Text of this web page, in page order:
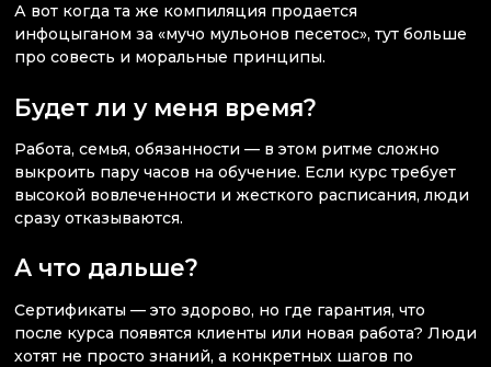
А вот когда та же компиляция продается
инфоцыганом за «мучо мульонов песетос», тут больше
про совесть и моральные принципы.
Будет ли у меня время?
Работа, семья, обязанности — в этом ритме сложно
выкроить пару часов на обучение. Если курс требует
высокой вовлеченности и жесткого расписания, люди
сразу отказываются.
А что дальше?
Сертификаты — это здорово, но где гарантия, что
после курса появятся клиенты или новая работа? Люди
хотят не просто знаний, а конкретных шагов по